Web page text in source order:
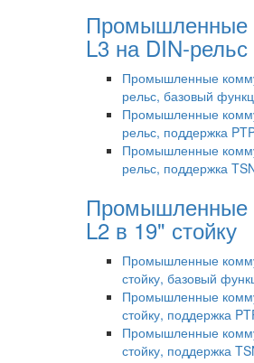
Промышленные
L3 на DIN-рельс
Промышленные
рельс, базовый
Промышленные
рельс, поддержка
Промышленные
рельс, поддержка
Промышленные
L2 в 19" стойку
Промышленные
стойку, базовый
Промышленные
стойку, поддержка
Промышленные
стойку, поддержка